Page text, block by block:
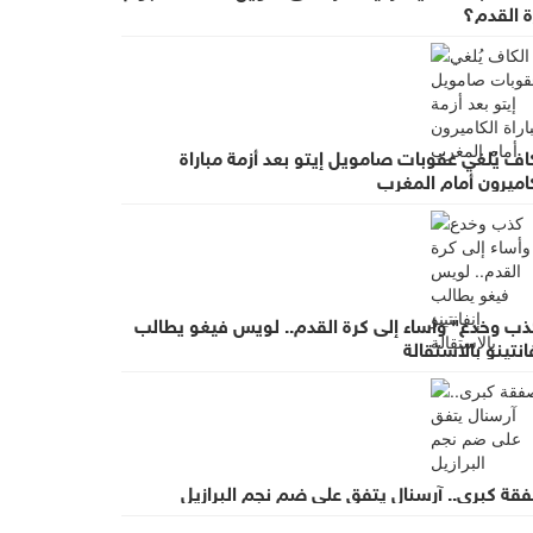
القدم؟
يُلغي عقوبات صامويل إيتو بعد أزمة مباراة
أمام المغرب
وخدع" وأساء إلى كرة القدم.. لويس فيغو يطالب
بالاستقالة
كبرى.. آرسنال يتفق على ضم نجم البرازيل